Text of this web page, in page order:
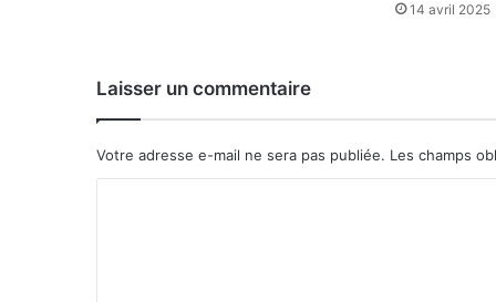
14 avril 2025
Laisser un commentaire
Votre adresse e-mail ne sera pas publiée. Les champs